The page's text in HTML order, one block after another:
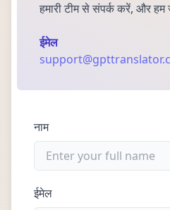
हमारी टीम से संपर्क करें, और हम
ईमेल
नाम
ईमेल